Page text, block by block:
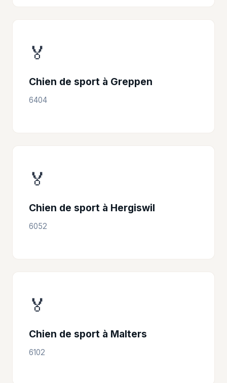
🏅
Chien de sport à Greppen
6404
🏅
Chien de sport à Hergiswil
6052
🏅
Chien de sport à Malters
6102